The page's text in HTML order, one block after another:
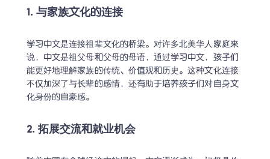
1. 与家族文化的连接
学习中文是连接祖辈文化的桥梁。对许多北美华人家庭来
说，中文是祖父母和父母的母语，通过学习中文，孩子们
能更好地理解家族的传统、价值观和历史。这种文化连接
不仅加深了与长辈的感情，还有助于培养孩子们对自身文
化身份的自豪感。
2. 拓展交流和就业机会